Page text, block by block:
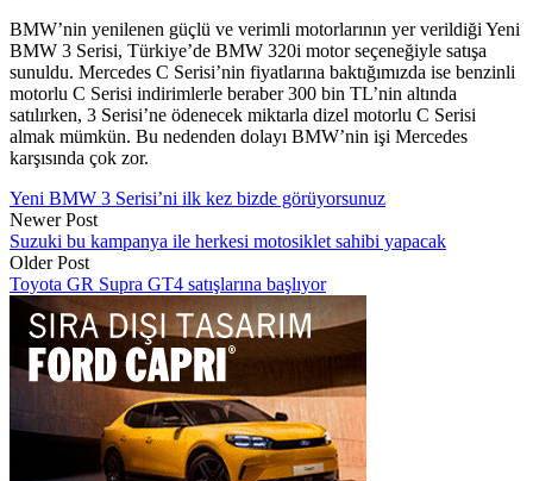
BMW’nin yenilenen güçlü ve verimli motorlarının yer verildiği Yeni
BMW 3 Serisi, Türkiye’de BMW 320i motor seçeneğiyle satışa
sunuldu. Mercedes C Serisi’nin fiyatlarına baktığımızda ise benzinli
motorlu C Serisi indirimlerle beraber 300 bin TL’nin altında
satılırken, 3 Serisi’ne ödenecek miktarla dizel motorlu C Serisi
almak mümkün. Bu nedenden dolayı BMW’nin işi Mercedes
karşısında çok zor.
Yeni BMW 3 Serisi’ni ilk kez bizde görüyorsunuz
Newer Post
Suzuki bu kampanya ile herkesi motosiklet sahibi yapacak
Older Post
Toyota GR Supra GT4 satışlarına başlıyor